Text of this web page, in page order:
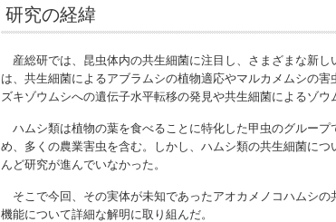
研究の経緯
産総研では、昆虫体内の共生細菌に注目し、さまざまな新
は、共生細菌によるアブラムシの植物適応やマルカメムシの害
ズキゾウムシへの遺伝子水平転移の発見や共生細菌によるゾウ
ハムシ類は植物の葉を食べることに特化した甲虫のグルー
め、多くの農業害虫を含む。しかし、ハムシ類の共生細菌につ
んど研究が進んでいなかった。
そこで今回、その実体が未知であったアオカメノコハムシ
機能について詳細な解明に取り組んだ。